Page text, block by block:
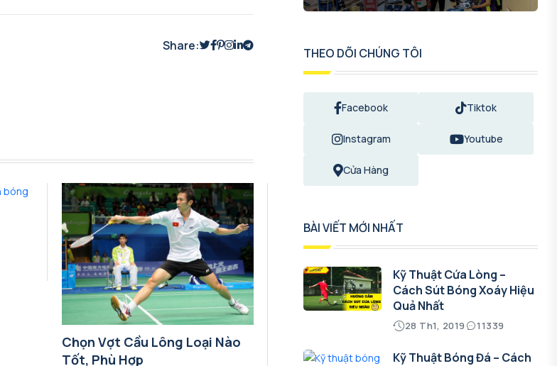
Share:
Chọn Vợt Cầu Lông Loại Nào
Tốt, Phù Hợp
THEO DÕI CHÚNG TÔI
Facebook Tiktok
Instagram Youtube
Cửa Hàng
BÀI VIẾT MỚI NHẤT
Kỹ Thuật Cứa Lòng –
Cách Sút Bóng Xoáy Hiệu
Quả Nhất
28 Th1, 2019 11339
Kỹ Thuật Bóng Đá – Cách